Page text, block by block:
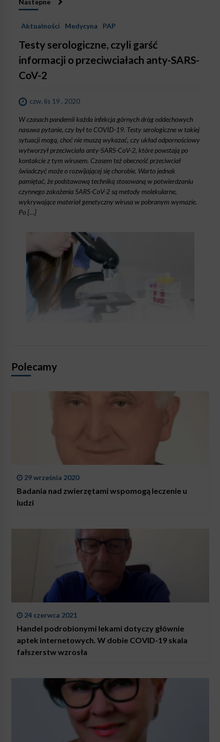
Nastepne
Aktualności Medycyna PAP
Testy serologiczne, czyli garść
informacji o przeciwciałach anty-SARS-
CoV-2
czw. lis 19 , 2020
W czasach pandemii każda infekcja górnych dróg oddechowych
nasuwa pytanie, czy był to COVID-19. Testy serologiczne w takiej
sytuacji mogą, choć nie muszą wykazać, czy układ odpornościowy
wytworzył przeciwciała anty-SARS-CoV-2, które powstają po
kontakcie z tym wirusem. Czasem też obecność przeciwciał
świadczyć może o rozwijającej się chorobie. Warto jednak
pamiętać, że podstawową techniką stosowaną w potwierdzaniu
czynnego zakażenia SARS-CoV-2 są metody molekularne,
wykrywające materiał genetyczny wirusa w pobranym wymazie.
Po […]
Polecamy
29 września 2020
Badania nad zwierzętami wspomogą leczenie u
ludzi
24 czerwca 2021
Handel podrobionymi lekami dotyczy głównie
aptek internetowych. W dobie COVID-19 skala
fałszerstw wzrosła